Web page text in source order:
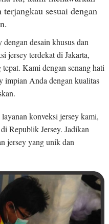
sesuai dengan
desain khusus dan
jersey terdekat di Jakarta,
Kami dengan senang hati
impian Anda dengan kualitas
konveksi jersey kami,
Republik Jersey. Jadikan
jersey yang unik dan